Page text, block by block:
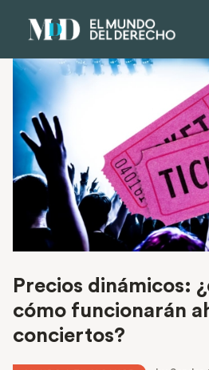
Precios dinámicos:
cómo funcionarán
conciertos?